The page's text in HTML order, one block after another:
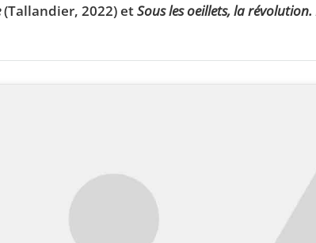
(Tallandier, 2022) etSous les oeillets, la